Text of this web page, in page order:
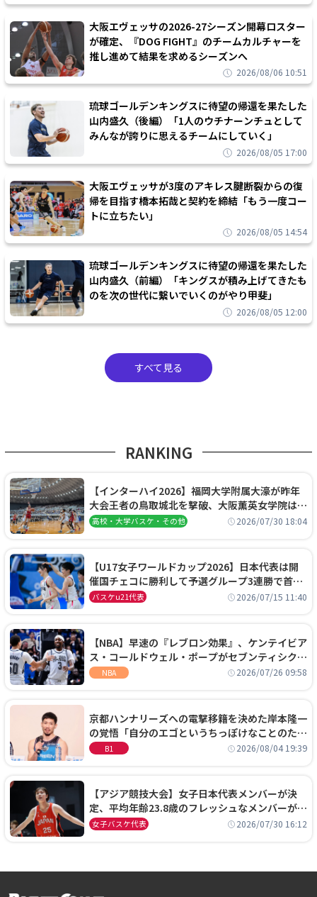
大阪エヴェッサの2026-27シーズン開幕ロスター
が確定、『DOG FIGHT』のチームカルチャーを
推し進めて結果を求めるシーズンへ
2026/08/06 10:51
琉球ゴールデンキングスに待望の帰還を果たした
山内盛久（後編）「1人のウチナーンチュとして
みんなが誇りに思えるチームにしていく」
2026/08/05 17:00
大阪エヴェッサが3度のアキレス腱断裂からの復
帰を目指す橋本拓哉と契約を締結「もう一度コー
トに立ちたい」
2026/08/05 14:54
琉球ゴールデンキングスに待望の帰還を果たした
山内盛久（前編）「キングスが積み上げてきたも
のを次の世代に繋いでいくのがやり甲斐」
2026/08/05 12:00
すべて見る
RANKING
【インターハイ2026】福岡大学附属大濠が昨年
大会王者の鳥取城北を撃破、大阪薫英女学院は岐
阜女子に完勝、大会3日目試合結果
高校・大学バスケ・その他 2026/07/30 18:04
【U17女子ワールドカップ2026】日本代表は開
催国チェコに勝利して予選グループ3連勝で首位
通過！準々決勝の相手はエジプトに決定
バスケu21代表 2026/07/15 11:40
【NBA】早速の『レブロン効果』、ケンテイビア
ス・コールドウェル・ポープがセブンティシクサ
ーズに1年契約で加入
NBA 2026/07/26 09:58
京都ハンナリーズへの電撃移籍を決めた岸本隆一
の覚悟「自分のエゴというちっぽけなことのため
に、京都に来たわけではない」
B1 2026/08/04 19:39
【アジア競技大会】女子日本代表メンバーが決
定、平均年齢23.8歳のフレッシュなメンバーが日
本開催の大舞台で頂点を狙う
女子バスケ代表 2026/07/30 16:12